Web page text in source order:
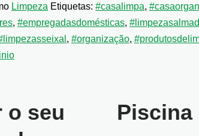
Limpeza Etiquetas: #casalimpa,
, #empregadasdomésticas,
, #organização,
o seu
Piscina